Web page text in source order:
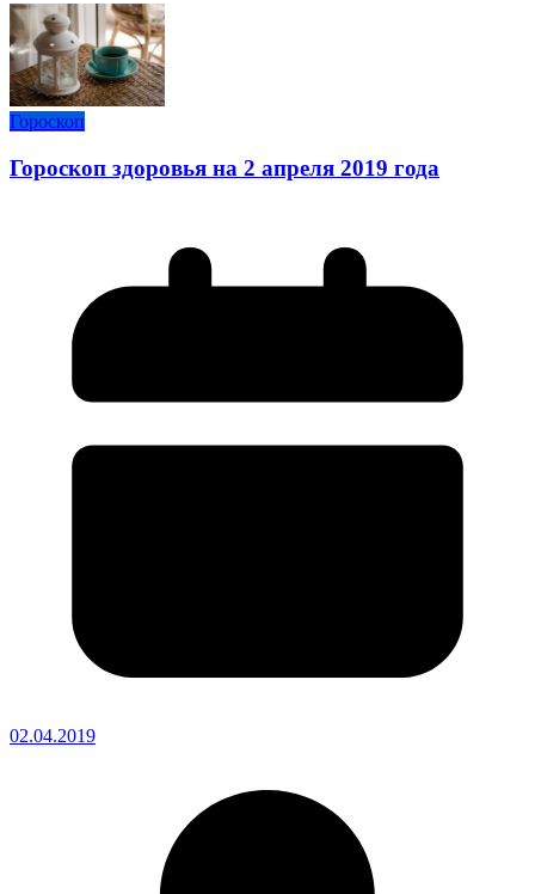
Гороскоп
Гороскоп здоровья на 2 апреля 2019 года
02.04.2019